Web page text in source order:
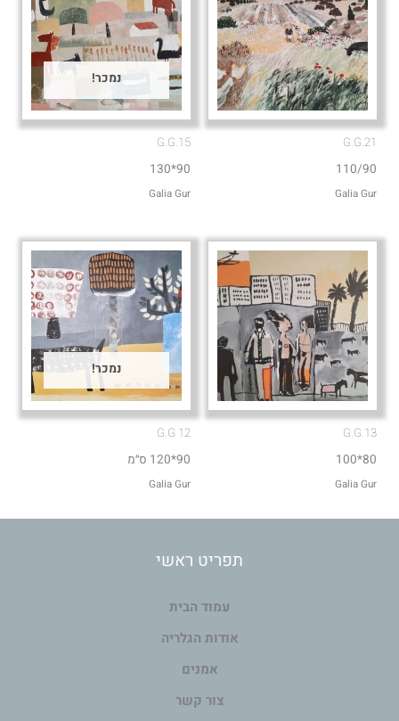
G.G.21
110/90
Galia Gur
נמכר!
G.G.15
90*130
Galia Gur
G.G.13
80*100
Galia Gur
נמכר!
G.G 12
90*120 ס״מ
Galia Gur
תפריט ראשי
עמוד הבית
אודות הגלריה
אמנים
צור קשר